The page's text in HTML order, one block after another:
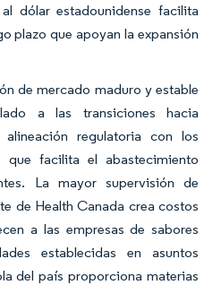
dólar estadounidense facilita
plazo que apoyan la expansión
de mercado maduro y estable
a las transiciones hacia
regulatoria con los
que facilita el abastecimiento
La mayor supervisión de
de Health Canada crea costos
a las empresas de sabores
establecidas en asuntos
del país proporciona materias